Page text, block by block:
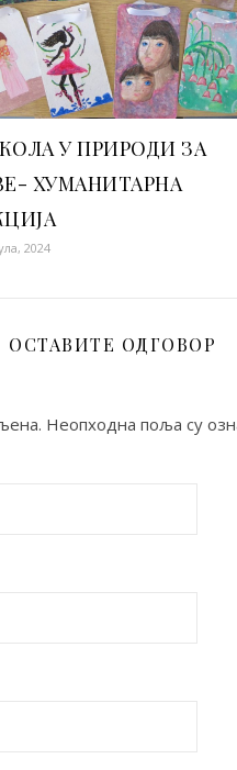
У ПРИРОДИ ЗА
ХУМАНИТАРНА
2024
ОСТАВИТЕ ОДГОВОР
Неопходна поља су